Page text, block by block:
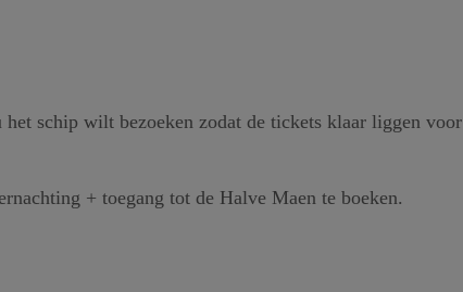
schip wilt bezoeken zodat de tickets klaar liggen voor
+ toegang tot de Halve Maen te boeken.